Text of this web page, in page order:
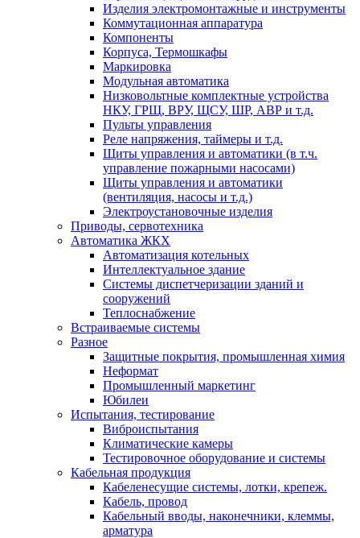
Изделия электромонтажные и инструменты
Коммутационная аппаратура
Компоненты
Корпуса, Термошкафы
Маркировка
Модульная автоматика
Низковольтные комплектные устройства
НКУ, ГРЩ, ВРУ, ЩСУ, ШР, АВР и т.д.
Пульты управления
Реле напряжения, таймеры и т.д.
Щиты управления и автоматики (в т.ч.
управление пожарными насосами)
Щиты управления и автоматики
(вентиляция, насосы и т.д.)
Электроустановочные изделия
Приводы, сервотехника
Автоматика ЖКХ
Автоматизация котельных
Интеллектуальное здание
Системы диспетчеризации зданий и
сооружений
Теплоснабжение
Встраиваемые системы
Разное
Защитные покрытия, промышленная химия
Неформат
Промышленный маркетинг
Юбилеи
Испытания, тестирование
Виброиспытания
Климатические камеры
Тестировочное оборудование и системы
Кабельная продукция
Кабеленесущие системы, лотки, крепеж.
Кабель, провод
Кабельный вводы, наконечники, клеммы,
арматура